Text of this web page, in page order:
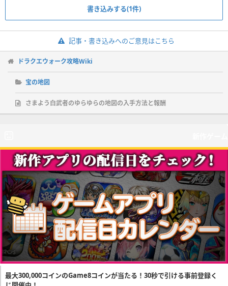
書き込みする(1件)
記事・書き込みへのご意見はこちら
ドラクエウォーク攻略Wiki
宝の地図
さまよう白武者のゆらゆらの地図の入手方法と報酬
最大300,000コインのGame8コインが当たる！30秒で引ける事前登録く